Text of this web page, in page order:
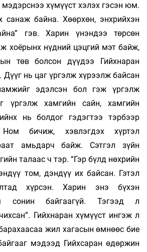
хүмүүст хэлэх гэсэн юм.
байна. Хөөрхөн, энхрийхэн
гэв. Харин үнэндээ төрсөн
хоёрынх нүдний цэцгий мэт байж,
төв болсон дүүдээ Гийхнаран
Дүүг нь цаг үргэлж хүрээлж байсан
эдэлсэн бол гэж үргэлж
үргэлж хамгийн сайн, хамгийн
нь болдог гэдэгтээ тэрбээр
бичиж, хэвлэгдэх хүртэл
амьдарч байж. Сэтгэл зүйн
талаас ч тэр. “Гэр бүлд нөхрийн
том, дэндүү их байсан. Гэтэл
хүрсэн. Харин энэ бүхэн
сонин байгаагүй. Тэгээд л
Гийхнаран хүмүүст ингэж л
жил хагасын өмнөөс бие
мэдээд Гийхсаран өдөржин